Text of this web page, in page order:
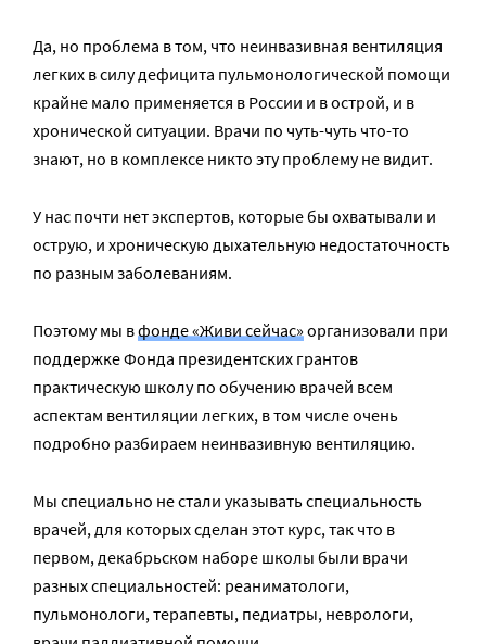
Да, но проблема в том, что неинвазивная вентиляция
легких в силу дефицита пульмонологической помощи
крайне мало применяется в России и в острой, и в
хронической ситуации. Врачи по чуть-чуть что-то
знают, но в комплексе никто эту проблему не видит.
У нас почти нет экспертов, которые бы охватывали и
острую, и хроническую дыхательную недостаточность
по разным заболеваниям.
Поэтому мы вфонде «Живи сейчас» организовали при
поддержке Фонда президентских грантов
практическую школу по обучению врачей всем
аспектам вентиляции легких, в том числе очень
подробно разбираем неинвазивную вентиляцию.
Мы специально не стали указывать специальность
врачей, для которых сделан этот курс, так что в
первом, декабрьском наборе школы были врачи
разных специальностей: реаниматологи,
пульмонологи, терапевты, педиатры, неврологи,